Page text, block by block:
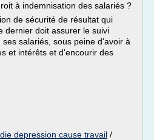
à indemnisation des salariés ?
de sécurité de résultat qui
dernier doit assurer le suivi
salariés, sous peine d'avoir à
et intérêts et d'encourir des
depression cause travail /